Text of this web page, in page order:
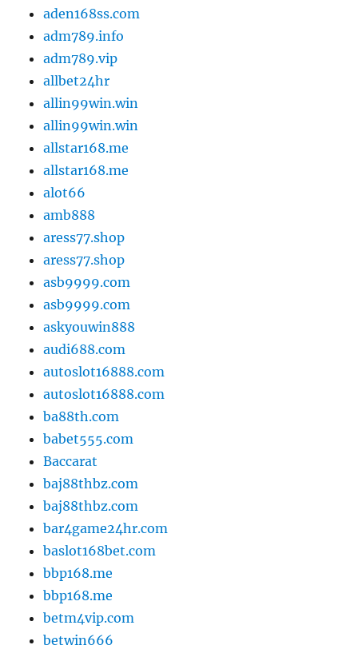
aden168ss.com
adm789.info
adm789.vip
allbet24hr
allin99win.win
allin99win.win
allstar168.me
allstar168.me
alot66
amb888
aress77.shop
aress77.shop
asb9999.com
asb9999.com
askyouwin888
audi688.com
autoslot16888.com
autoslot16888.com
ba88th.com
babet555.com
Baccarat
baj88thbz.com
baj88thbz.com
bar4game24hr.com
baslot168bet.com
bbp168.me
bbp168.me
betm4vip.com
betwin666